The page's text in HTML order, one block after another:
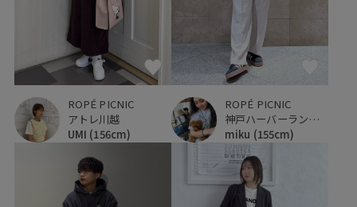
ROPÉ PICNIC
アトレ川越
UMI (156cm)
ROPÉ PICNIC
神戸ハーバーランドumie
miku (155cm)